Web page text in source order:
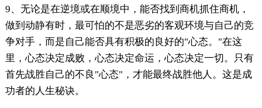
9、无论是在逆境或在顺境中，能否找到商机抓住商机，
做到动静有时，最可怕的不是恶劣的客观环境与自己的竞
争对手，而是自己能否具有积极的良好的"心态。"在这
里，心态决定成败，心态决定命运，心态决定一切。只有
首先战胜自己的不良"心态"，才能最终战胜他人。这是成
功者的人生秘诀。